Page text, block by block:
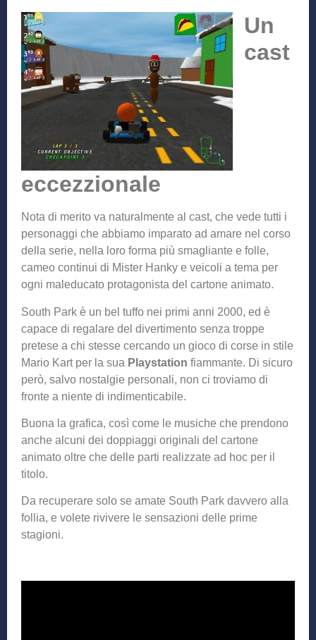
Un
cast
eccezzionale
Nota di merito va naturalmente al cast, che vede tutti i
personaggi che abbiamo imparato ad amare nel corso
della serie, nella loro forma più smagliante e folle,
cameo continui di Mister Hanky e veicoli a tema per
ogni maleducato protagonista del cartone animato.
South Park è un bel tuffo nei primi anni 2000, ed è
capace di regalare del divertimento senza troppe
pretese a chi stesse cercando un gioco di corse in stile
Mario Kart per la sua Playstation fiammante. Di sicuro
però, salvo nostalgie personali, non ci troviamo di
fronte a niente di indimenticabile.
Buona la grafica, così come le musiche che prendono
anche alcuni dei doppiaggi originali del cartone
animato oltre che delle parti realizzate ad hoc per il
titolo.
Da recuperare solo se amate South Park davvero alla
follia, e volete rivivere le sensazioni delle prime
stagioni.